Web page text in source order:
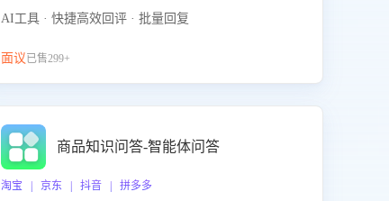
AI工具 · 快捷高效回评 · 批量回复
面议已售299+
商品知识问答-智能体问答
淘宝 | 京东 | 抖音 | 拼多多